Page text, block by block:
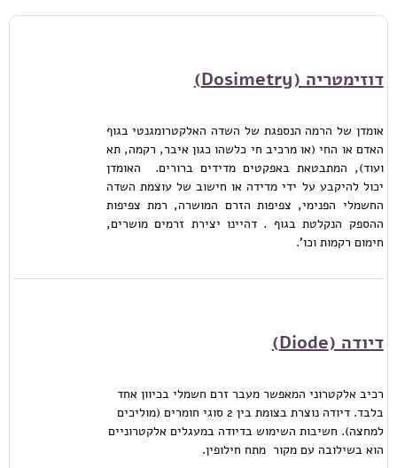
דוזימטריה (Dosimetry)
אומדן של הרמה הנספגת של השדה האלקטרומגנטי בגוף
האדם או החי (או מרכיב חי כלשהו כגון איבר, רקמה, תא
ועוד), המתבטאת באפקטים מדידים ברורים. האומדן
יכול להיקבע על ידי מדידה או חישוב של עוצמת השדה
החשמלי הפנימי, צפיפות הזרם המושרה, רמת צפיפות
ההספק הנקלטת בגוף . דהיינו יצירת זרמים מושרים,
חימום רקמות וכו'.
דיודה (Diode)
רכיב אלקטרוני המאפשר מעבר זרם חשמלי בכיוון אחד
בלבד. דיודה נוצרת בצומת בין 2 סוגי חומרים (מוליכים
למחצה). חשיבות השימוש בדיודה במעגלים אלקטרוניים
הוא בשילובה עם מקור מתח חילופין.